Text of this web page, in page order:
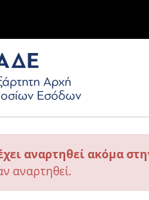
αναρτηθεί ακόμα
αναρτηθεί.